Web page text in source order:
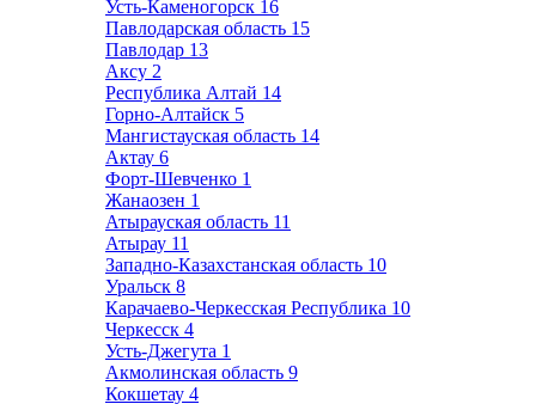
Усть-Каменогорск 16
Павлодарская область 15
Павлодар 13
Аксу 2
Республика Алтай 14
Горно-Алтайск 5
Мангистауская область 14
Актау 6
Форт-Шевченко 1
Жанаозен 1
Атырауская область 11
Атырау 11
Западно-Казахстанская область 10
Уральск 8
Карачаево-Черкесская Республика 10
Черкесск 4
Усть-Джегута 1
Акмолинская область 9
Кокшетау 4